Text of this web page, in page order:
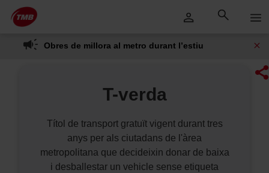
Salta al contingut principal
Saltar
al
contingut
Obres de millora al metro durant l’estiu
T-verda
Títol de transport gratuït vigent durant tres
anys per als ciutadans de l'àrea
metropolitana que decideixin donar de baixa
i desballestar un vehicle sense etiqueta